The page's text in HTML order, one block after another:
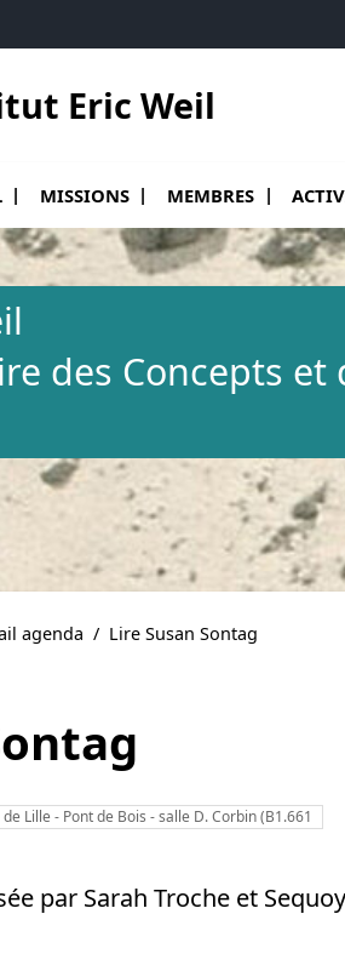
Eric Weil
MISSIONS MEMBRES
des Concepts et
agenda / Lire Susan Sontag
Lille - Pont de Bois - salle D. Corbin (B1.661
par Sarah Troche et